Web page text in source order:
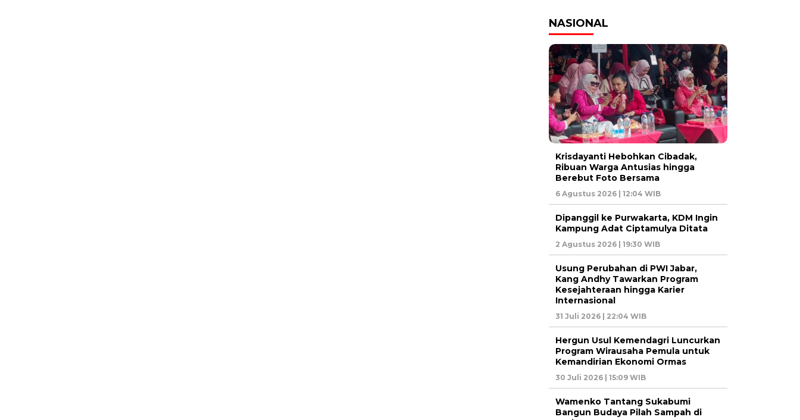
NASIONAL
Krisdayanti Hebohkan Cibadak,
Ribuan Warga Antusias hingga
Berebut Foto Bersama
6 Agustus 2026 | 12:04 WIB
Dipanggil ke Purwakarta, KDM Ingin
Kampung Adat Ciptamulya Ditata
2 Agustus 2026 | 19:30 WIB
Usung Perubahan di PWI Jabar,
Kang Andhy Tawarkan Program
Kesejahteraan hingga Karier
Internasional
31 Juli 2026 | 22:04 WIB
Hergun Usul Kemendagri Luncurkan
Program Wirausaha Pemula untuk
Kemandirian Ekonomi Ormas
30 Juli 2026 | 15:09 WIB
Wamenko Tantang Sukabumi
Bangun Budaya Pilah Sampah di